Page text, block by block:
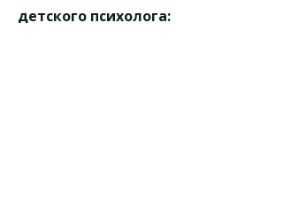
детского психолога: